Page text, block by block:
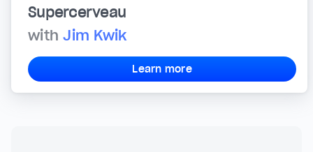
Supercerveau
withJim Kwik
Learn more